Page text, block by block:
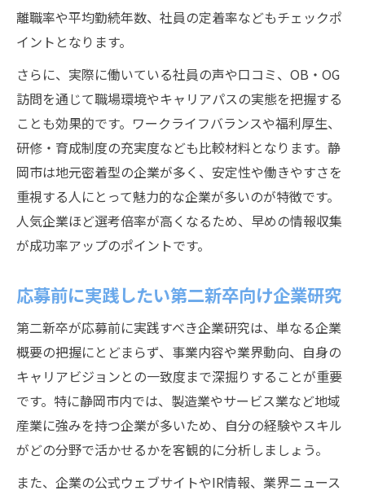
離職率や平均勤続年数、社員の定着率などもチェックポ
イントとなります。
さらに、実際に働いている社員の声や口コミ、OB・OG
訪問を通じて職場環境やキャリアパスの実態を把握する
ことも効果的です。ワークライフバランスや福利厚生、
研修・育成制度の充実度なども比較材料となります。静
岡市は地元密着型の企業が多く、安定性や働きやすさを
重視する人にとって魅力的な企業が多いのが特徴です。
人気企業ほど選考倍率が高くなるため、早めの情報収集
が成功率アップのポイントです。
応募前に実践したい第二新卒向け企業研究
第二新卒が応募前に実践すべき企業研究は、単なる企業
概要の把握にとどまらず、事業内容や業界動向、自身の
キャリアビジョンとの一致度まで深掘りすることが重要
です。特に静岡市内では、製造業やサービス業など地域
産業に強みを持つ企業が多いため、自分の経験やスキル
がどの分野で活かせるかを客観的に分析しましょう。
また、企業の公式ウェブサイトやIR情報、業界ニュース